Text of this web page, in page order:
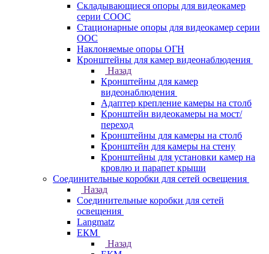
Складывающиеся опоры для видеокамер
серии СООС
Стационарные опоры для видеокамер серии
ООС
Наклоняемые опоры ОГН
Кронштейны для камер видеонаблюдения
Назад
Кронштейны для камер
видеонаблюдения
Адаптер крепление камеры на столб
Кронштейн видеокамеры на мост/
переход
Кронштейны для камеры на столб
Кронштейн для камеры на стену
Кронштейны для установки камер на
кровлю и парапет крыши
Соединительные коробки для сетей освещения
Назад
Соединительные коробки для сетей
освещения
Langmatz
ЕКМ
Назад